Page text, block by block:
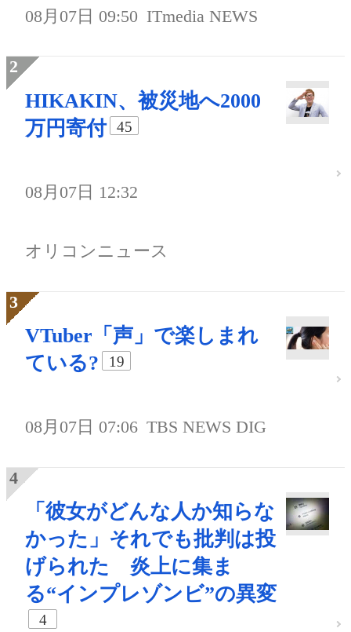
08月07日 09:50 ITmedia NEWS
HIKAKIN、被災地へ2000
万円寄付
45
08月07日 12:32
オリコンニュース
VTuber「声」で楽しまれ
ている?
19
08月07日 07:06 TBS NEWS DIG
「彼女がどんな人か知らな
かった」それでも批判は投
げられた 炎上に集ま
る“インプレゾンビ”の異変
4